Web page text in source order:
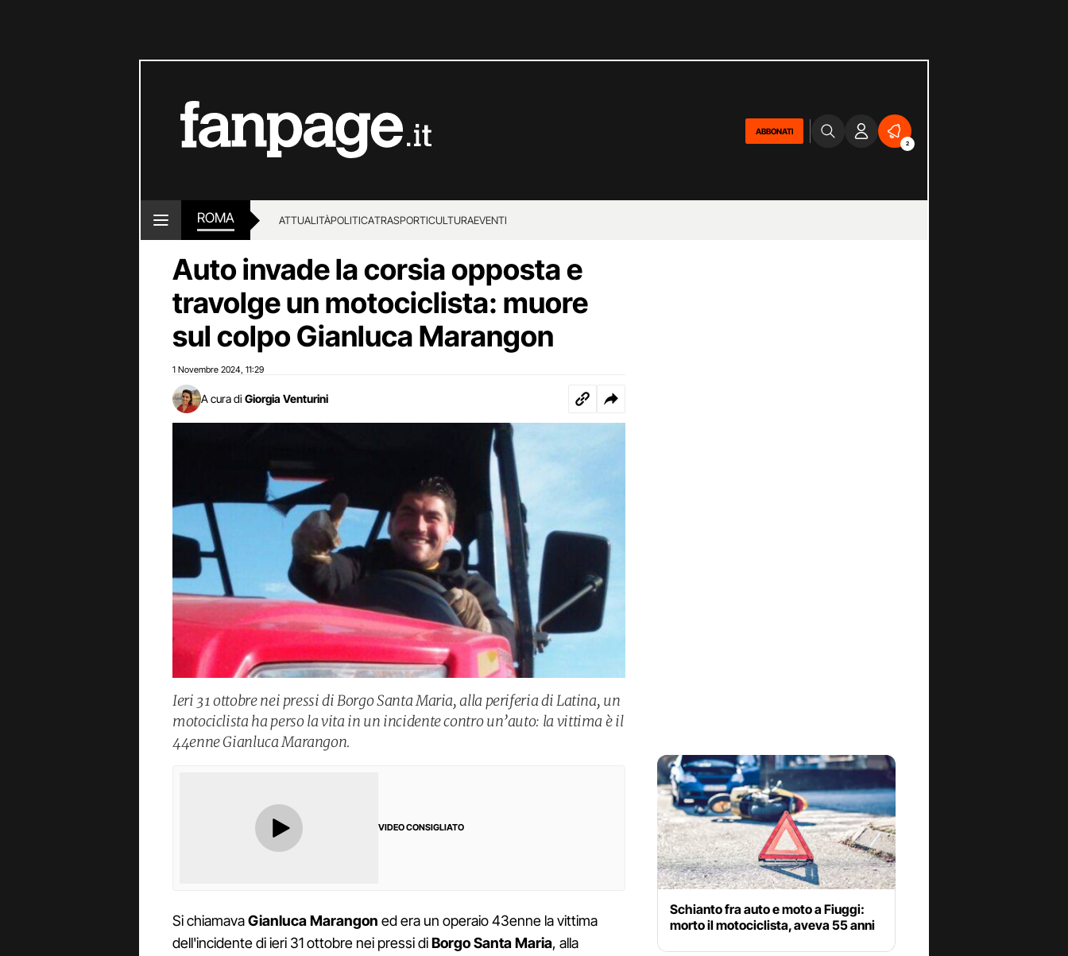
ABBONATI
2
ROMA ATTUALITÀPOLITICATRASPORTICULTURAEVENTI
Auto invade la corsia opposta e
travolge un motociclista: muore
sul colpo Gianluca Marangon
1 Novembre 2024 11:29
A cura di Giorgia Venturini
Ieri 31 ottobre nei pressi di Borgo Santa Maria, alla periferia di Latina, un
motociclista ha perso la vita in un incidente contro un’auto: la vittima è il
44enne Gianluca Marangon.
VIDEO CONSIGLIATO
Si chiamavaGianluca Marangon ed era un operaio 43enne la vittima
dell'incidente di ieri 31 ottobre nei pressi diBorgo Santa Maria, alla
Schianto fra auto e moto a Fiuggi:
morto il motociclista, aveva 55 anni